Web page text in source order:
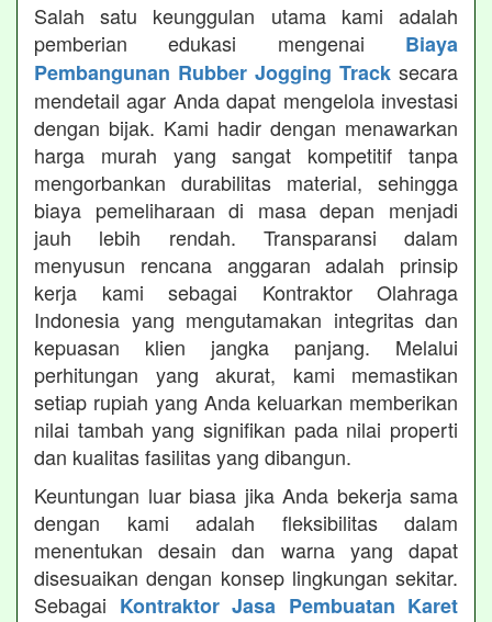
Salah satu keunggulan utama kami adalah
pemberian edukasi mengenai Biaya
Pembangunan Rubber Jogging Track secara
mendetail agar Anda dapat mengelola investasi
dengan bijak. Kami hadir dengan menawarkan
harga murah yang sangat kompetitif tanpa
mengorbankan durabilitas material, sehingga
biaya pemeliharaan di masa depan menjadi
jauh lebih rendah. Transparansi dalam
menyusun rencana anggaran adalah prinsip
kerja kami sebagai Kontraktor Olahraga
Indonesia yang mengutamakan integritas dan
kepuasan klien jangka panjang. Melalui
perhitungan yang akurat, kami memastikan
setiap rupiah yang Anda keluarkan memberikan
nilai tambah yang signifikan pada nilai properti
dan kualitas fasilitas yang dibangun.
Keuntungan luar biasa jika Anda bekerja sama
dengan kami adalah fleksibilitas dalam
menentukan desain dan warna yang dapat
disesuaikan dengan konsep lingkungan sekitar.
Sebagai Kontraktor Jasa Pembuatan Karet